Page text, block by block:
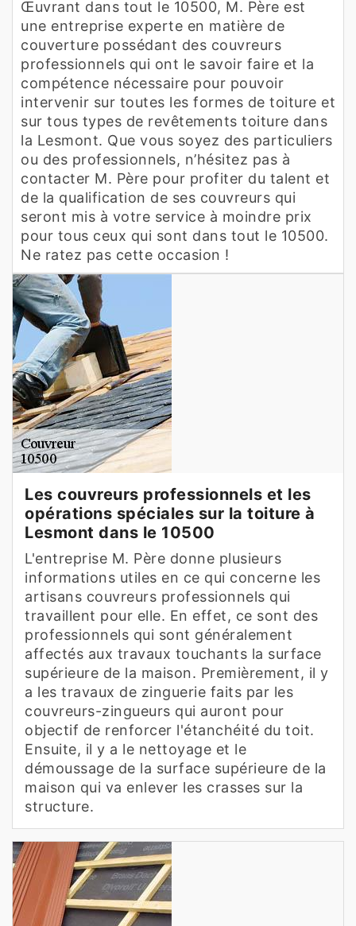
Œuvrant dans tout le 10500, M. Père est
une entreprise experte en matière de
couverture possédant des couvreurs
professionnels qui ont le savoir faire et la
compétence nécessaire pour pouvoir
intervenir sur toutes les formes de toiture et
sur tous types de revêtements toiture dans
la Lesmont. Que vous soyez des particuliers
ou des professionnels, n’hésitez pas à
contacter M. Père pour profiter du talent et
de la qualification de ses couvreurs qui
seront mis à votre service à moindre prix
pour tous ceux qui sont dans tout le 10500.
Ne ratez pas cette occasion !
Les couvreurs professionnels et les
opérations spéciales sur la toiture à
Lesmont dans le 10500
L'entreprise M. Père donne plusieurs
informations utiles en ce qui concerne les
artisans couvreurs professionnels qui
travaillent pour elle. En effet, ce sont des
professionnels qui sont généralement
affectés aux travaux touchants la surface
supérieure de la maison. Premièrement, il y
a les travaux de zinguerie faits par les
couvreurs-zingueurs qui auront pour
objectif de renforcer l'étanchéité du toit.
Ensuite, il y a le nettoyage et le
démoussage de la surface supérieure de la
maison qui va enlever les crasses sur la
structure.